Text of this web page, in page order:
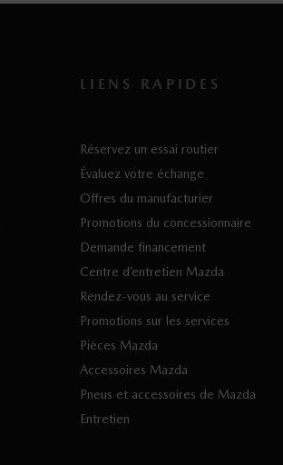
LIENS RAPIDES
Réservez un essai routier
Évaluez votre échange
Offres du manufacturier
Promotions du concessionnaire
Demande financement
Centre d’entretien Mazda
Rendez-vous au service
Promotions sur les services
Pièces Mazda
Accessoires Mazda
Pneus et accessoires de Mazda
Entretien